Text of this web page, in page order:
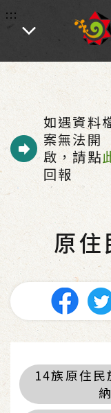
:::
:::
首頁 業務
如遇資料
案無法開
啟，請點
回報
原
14族原住